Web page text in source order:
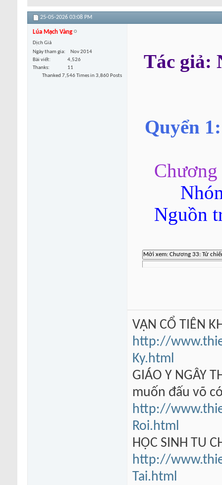
25-05-2026 03:08 PM
Lúa Mạch Vàng
Dịch Giả
Ngày tham gia
Nov 2014
Bài viết
4,526
Thanks
11
Thanked 7,546 Times in 3,860 Posts
Tác giả:
Quyển
Nguồn
VẠN CỔ TIÊN
http://
Ky.html
GIÁO Y NGÂY
muốn đấu võ
http://
Roi.html
HỌC SINH TU
http://
Tai.html